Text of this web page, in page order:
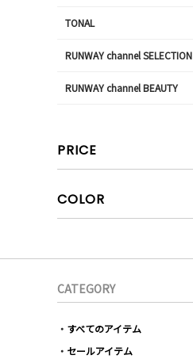
TONAL
RUNWAY channel SELECTION
RUNWAY channel BEAUTY
PRICE
COLOR
CATEGORY
すべてのアイテム
セールアイテム